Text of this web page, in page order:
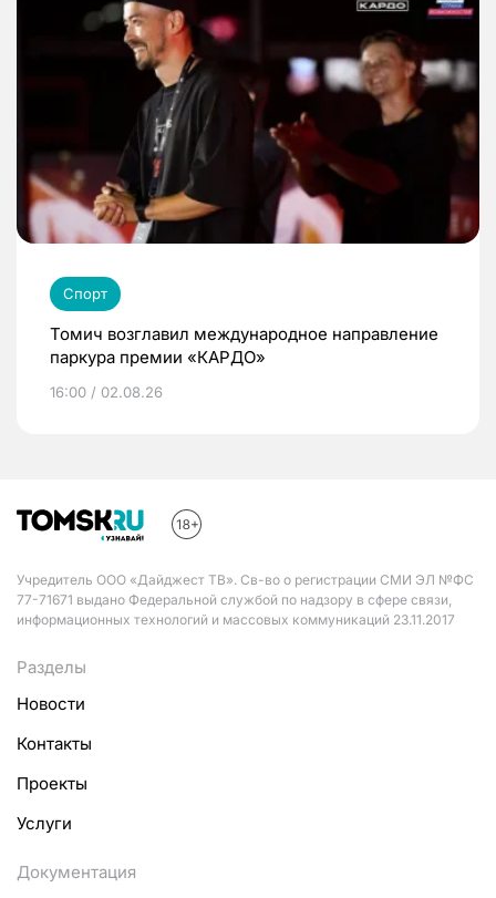
Спорт
Томич возглавил международное направление
паркура премии «КАРДО»
16:00 / 02.08.26
Учредитель ООО «Дайджест ТВ». Св-во о регистрации СМИ ЭЛ №ФС
77-71671 выдано Федеральной службой по надзору в сфере связи,
информационных технологий и массовых коммуникаций 23.11.2017
Разделы
Новости
Контакты
Проекты
Услуги
Документация